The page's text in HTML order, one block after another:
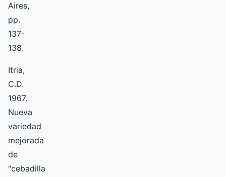
Aires,
pp.
137-
138.
Itria,
C.D.
1967.
Nueva
variedad
mejorada
de
"cebadilla